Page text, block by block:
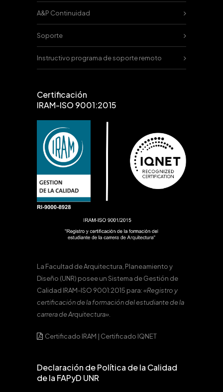
A&P Continuidad
Soporte
Instructivo programa de soporte remoto
Certificación
IRAM-ISO 9001:2015
La Facultad de Arquitectura, Planeamiento y
Diseño (UNR) posee un Sistema de Gestión de
Calidad IRAM-ISO 9001:2015 para:«Registro y
certificación de la formación del estudiante de la
carrera de Arquitectura».
Certificado IRAM | Certificado IQNET
Declaración de Política de la Calidad
de la FAPyD UNR